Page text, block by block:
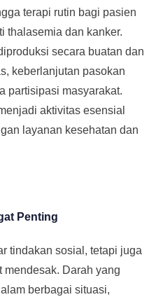
terapi rutin bagi pasien
thalasemia dan kanker.
secara buatan dan
keberlanjutan pasokan
partisipasi masyarakat.
aktivitas esensial
layanan kesehatan dan
Penting
tindakan sosial, tetapi juga
mendesak. Darah yang
berbagai situasi,